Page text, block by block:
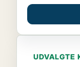
UDVALGTE